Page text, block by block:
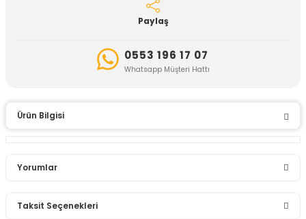
Paylaş
0553 196 17 07
Whatsapp Müşteri Hattı
Ürün Bilgisi
Yorumlar
Taksit Seçenekleri